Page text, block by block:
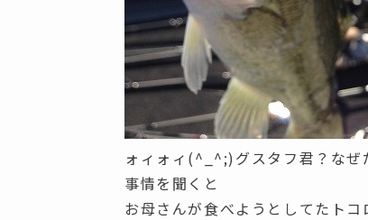
ォィォィ(^_^;)グスタフ君？なぜ
事情を聞くと
お母さんが食べようとしてたト